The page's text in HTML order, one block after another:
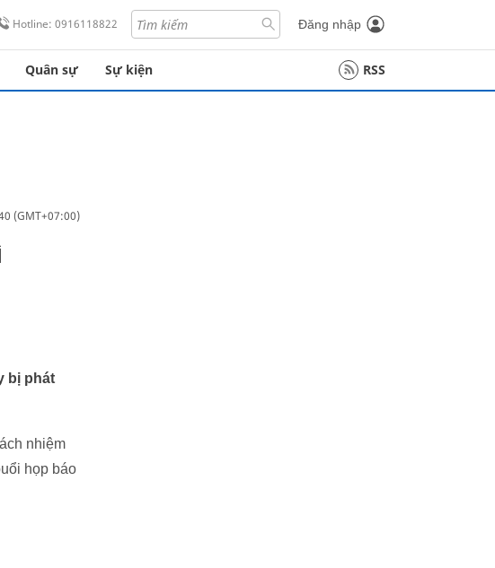
Hotline: 0916118822 Đăng nhập
Quân sự Sự kiện RSS
(GMT+07:00)
bị phát
nhiệm
họp báo